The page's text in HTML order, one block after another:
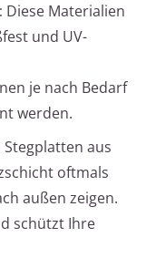
Diese Materialien
und UV-
je nach Bedarf
werden.
Stegplatten aus
oftmals
außen zeigen.
schützt Ihre